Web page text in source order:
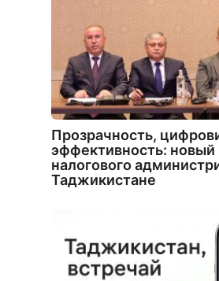
Прозрачность,
эффективность: новый
налогового
Таджикистане